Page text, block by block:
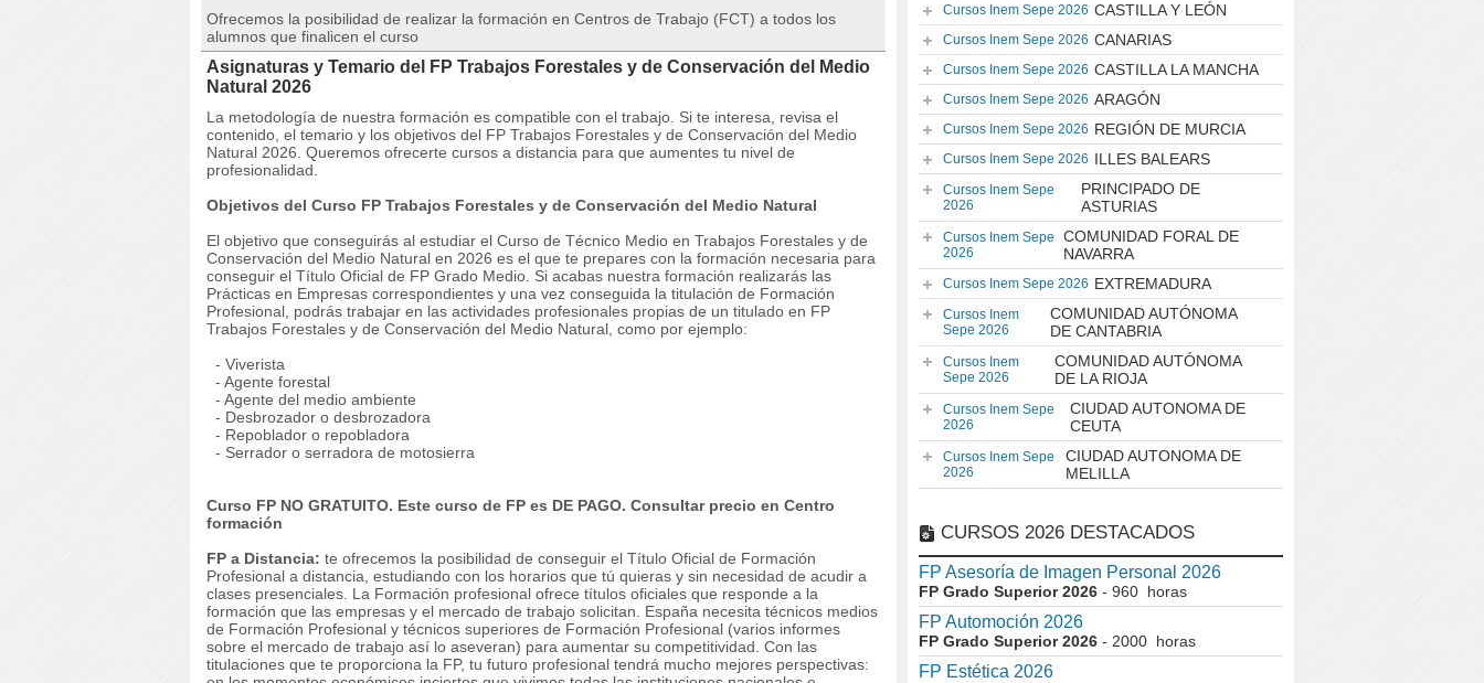
Ofrecemos la posibilidad de realizar la formación en Centros de Trabajo (FCT) a todos los
alumnos que finalicen el curso
Asignaturas y Temario del FP Trabajos Forestales y de Conservación del Medio
Natural 2026
La metodología de nuestra formación es compatible con el trabajo. Si te interesa, revisa el
contenido, el temario y los objetivos del FP Trabajos Forestales y de Conservación del Medio
Natural 2026. Queremos ofrecerte cursos a distancia para que aumentes tu nivel de
profesionalidad.
Objetivos del Curso FP Trabajos Forestales y de Conservación del Medio Natural
El objetivo que conseguirás al estudiar el Curso de Técnico Medio en Trabajos Forestales y de
Conservación del Medio Natural en 2026 es el que te prepares con la formación necesaria para
conseguir el Título Oficial de FP Grado Medio. Si acabas nuestra formación realizarás las
Prácticas en Empresas correspondientes y una vez conseguida la titulación de Formación
Profesional, podrás trabajar en las actividades profesionales propias de un titulado en FP
Trabajos Forestales y de Conservación del Medio Natural, como por ejemplo:
- Viverista
- Agente forestal
- Agente del medio ambiente
- Desbrozador o desbrozadora
- Repoblador o repobladora
- Serrador o serradora de motosierra
Curso FP NO GRATUITO. Este curso de FP es DE PAGO. Consultar precio en Centro
formación
FP a Distancia: te ofrecemos la posibilidad de conseguir el Título Oficial de Formación
Profesional a distancia, estudiando con los horarios que tú quieras y sin necesidad de acudir a
clases presenciales. La Formación profesional ofrece títulos oficiales que responde a la
formación que las empresas y el mercado de trabajo solicitan. España necesita técnicos medios
de Formación Profesional y técnicos superiores de Formación Profesional (varios informes
sobre el mercado de trabajo así lo aseveran) para aumentar su competitividad. Con las
titulaciones que te proporciona la FP, tu futuro profesional tendrá mucho mejores perspectivas:
Cursos Inem Sepe 2026 CASTILLA Y LEÓN
Cursos Inem Sepe 2026 CANARIAS
Cursos Inem Sepe 2026 CASTILLA LA MANCHA
Cursos Inem Sepe 2026 ARAGÓN
Cursos Inem Sepe 2026 REGIÓN DE MURCIA
Cursos Inem Sepe 2026 ILLES BALEARS
Cursos Inem Sepe
2026
PRINCIPADO DE
ASTURIAS
Cursos Inem Sepe
2026
COMUNIDAD FORAL DE
NAVARRA
Cursos Inem Sepe 2026 EXTREMADURA
Cursos Inem
Sepe 2026
COMUNIDAD AUTÓNOMA
DE CANTABRIA
Cursos Inem
Sepe 2026
COMUNIDAD AUTÓNOMA
DE LA RIOJA
Cursos Inem Sepe
2026
CIUDAD AUTONOMA DE
CEUTA
Cursos Inem Sepe
2026
CIUDAD AUTONOMA DE
MELILLA
CURSOS 2026 DESTACADOS
FP Asesoría de Imagen Personal 2026
FP Grado Superior 2026 - 960 horas
FP Automoción 2026
FP Grado Superior 2026 - 2000 horas
FP Estética 2026